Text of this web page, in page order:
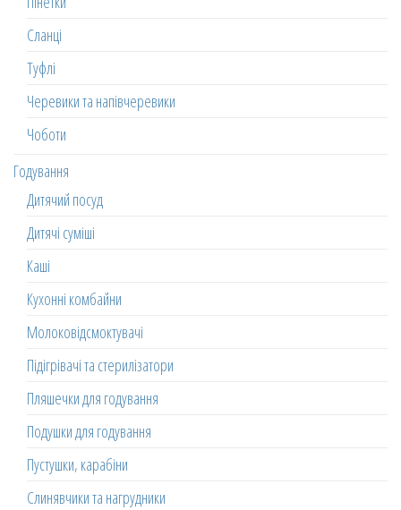
Сланці
Туфлі
Черевики та напівчеревики
Чоботи
Годування
Дитячий посуд
Дитячі суміші
Каші
Кухонні комбайни
Молоковідсмоктувачі
Підігрівачі та стерилізатори
Пляшечки для годування
Подушки для годування
Пустушки, карабіни
Слинявчики та нагрудники